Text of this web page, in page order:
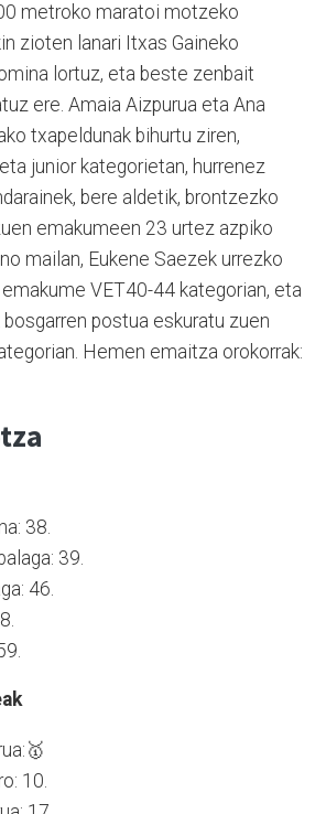
metroko maratoi motzeko
zioten lanari Itxas Gaineko
lortuz, eta beste zenbait
ere. Amaia Aizpurua eta Ana
txapeldunak bihurtu ziren,
junior kategorietan, hurrenez
bere aldetik, brontzezko
emakumeen 23 urtez azpiko
mailan, Eukene Saezek urrezko
VET40-44 kategorian, eta
bosgarren postua eskuratu zuen
Hemen emaitza orokorrak:
38.
39.
46.
10.